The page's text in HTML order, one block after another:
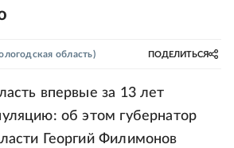
область) ПОДЕЛИТЬСЯ
впервые за 13 лет
об этом губернатор
Георгий Филимонов